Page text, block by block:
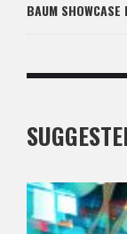
BAUM